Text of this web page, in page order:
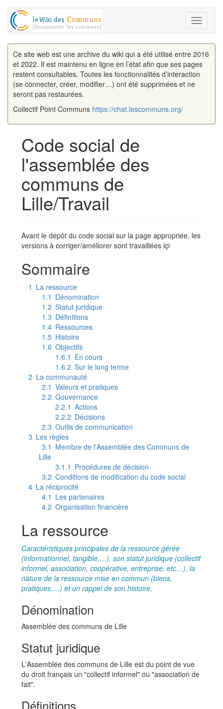
Toggle
Ce site web est une archive du wiki qui a été utilisé entre 2016
et 2022. Il est maintenu en ligne en l’état afin que ses pages
restent consultables. Toutes les fonctionnalités d’interaction
(se connecter, créer, modifier…) ont été supprimées et ne
seront pas restaurées.
Collectif Point Communs https://chat.lescommuns.org/
Code social de
l'assemblée des
communs de
Lille/Travail
Avant le dépôt du code social sur la page appropriée, les
versions à corriger/améliorer sont travaillées içi
Sommaire
1 La ressource
1.1 Dénomination
1.2 Statut juridique
1.3 Définitions
1.4 Ressources
1.5 Histoire
1.6 Objectifs
1.6.1 En cours
1.6.2 Sur le long terme
2 La communauté
2.1 Valeurs et pratiques
2.2 Gouvernance
2.2.1 Actions
2.2.2 Décisions
2.3 Outils de communication
3 Les règles
3.1 Membre de l'Assemblée des Communs de
Lille
3.1.1 Procédures de décision
3.2 Conditions de modification du code social
4 La réciprocité
4.1 Les partenaires
4.2 Organisation financière
La ressource
Caractéristiques principales de la ressource gérée
(informationnel, tangible,…), son statut juridique (collectif
informel, association, coopérative, entreprise, etc…), la
nature de la ressource mise en commun (biens,
pratiques,…) et un rappel de son histoire.
Dénomination
Assemblée des communs de Lille
Statut juridique
L'Assemblée des communs de Lille est du point de vue
du droit français un "collectif informel" ou "association de
fait".
Définitions